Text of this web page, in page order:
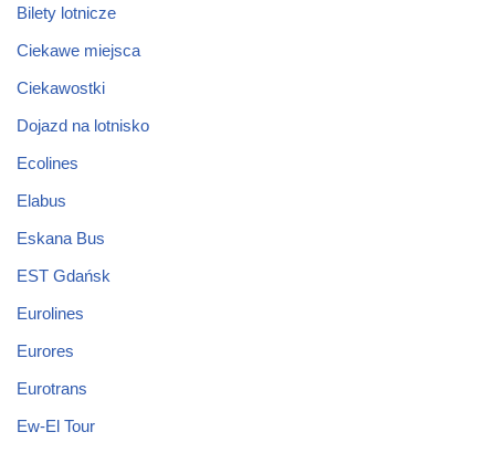
Bilety lotnicze
Ciekawe miejsca
Ciekawostki
Dojazd na lotnisko
Ecolines
Elabus
Eskana Bus
EST Gdańsk
Eurolines
Eurores
Eurotrans
Ew-El Tour